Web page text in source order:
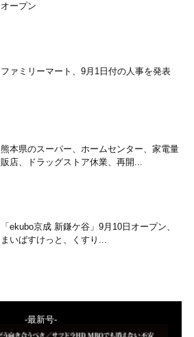
オープン
ファミリーマート、9月1日付の人事を発表
熊本県のスーパー、ホームセンター、家電量
販店、ドラッグストア休業、再開...
「ekubo京成 新鎌ケ谷」9月10日オープン、
まいばすけっと、くすり...
-最新号-